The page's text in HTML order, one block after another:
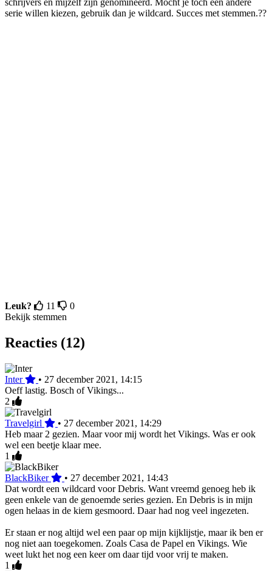
serie willen kiezen, gebruik dan je wildcard. Succes met stemmen.??
Leuk? 11
0
Bekijk stemmen
Reacties (12)
Inter • 27 december 2021, 14:15
Oeff lastig. Bosch of Vikings...
2
Travelgirl • 27 december 2021, 14:29
Heb maar 2 gezien. Maar voor mij wordt het Vikings. Was er ook
wel een beetje klaar mee.
1
BlackBiker • 27 december 2021, 14:43
Dat wordt een wildcard voor Debris. Want vreemd genoeg heb ik
geen enkele van de genoemde series gezien. En Debris is in mijn
ogen helaas in de kiem gesmoord. Daar had nog veel ingezeten.
Er staan er nog altijd wel een paar op mijn kijklijstje, maar ik ben er
nog niet aan toegekomen. Zoals Casa de Papel en Vikings. Wie
weet lukt het nog een keer om daar tijd voor vrij te maken.
1